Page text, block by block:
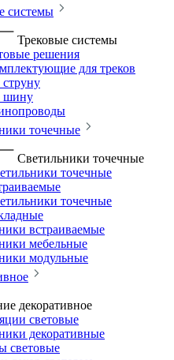
системы
Трековые системы
решения
для треков
шину
точечные
Светильники точечные
точечные
точечные
встраиваемые
мебельные
модульные
декоративное
световые
декоративные
световые